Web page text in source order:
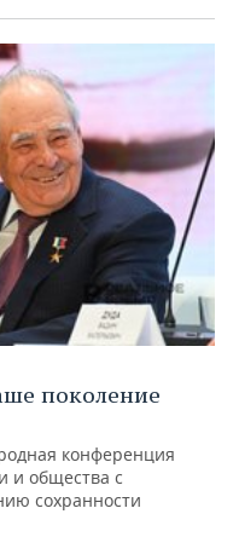
поколение
конференция
и общества с
сохранности